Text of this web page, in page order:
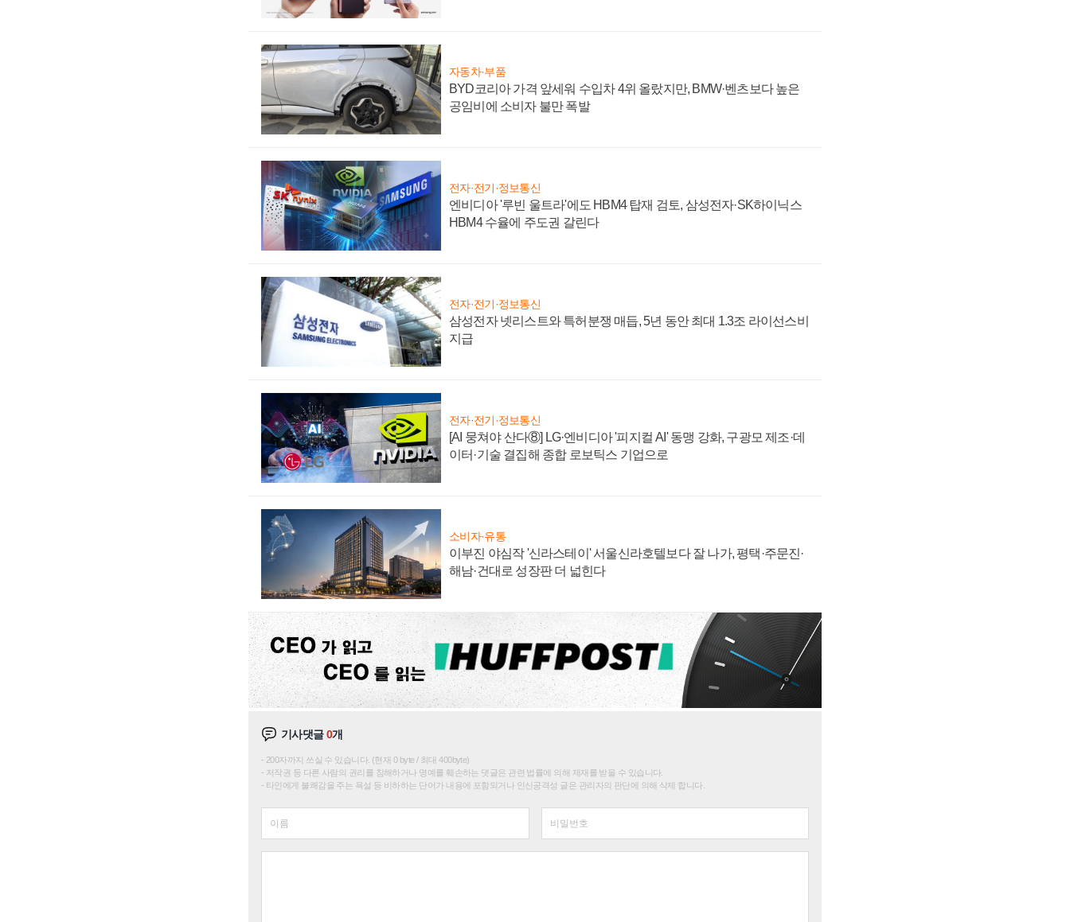
자동차·부품
BYD코리아 가격 앞세워 수입차 4위 올랐지만, BMW·벤츠보다 높은
공임비에 소비자 불만 폭발
전자·전기·정보통신
엔비디아 '루빈 울트라'에도 HBM4 탑재 검토, 삼성전자·SK하이닉스
HBM4 수율에 주도권 갈린다
전자·전기·정보통신
삼성전자 넷리스트와 특허분쟁 매듭, 5년 동안 최대 1.3조 라이선스비
지급
전자·전기·정보통신
[AI 뭉쳐야 산다⑧] LG·엔비디아 '피지컬 AI' 동맹 강화, 구광모 제조·데
이터·기술 결집해 종합 로보틱스 기업으로
소비자·유통
이부진 야심작 '신라스테이' 서울신라호텔보다 잘 나가, 평택·주문진·
해남·건대로 성장판 더 넓힌다
기사댓글0개
200자까지 쓰실 수 있습니다. (현재 0 byte / 최대 400byte)
저작권 등 다른 사람의 권리를 침해하거나 명예를 훼손하는 댓글은 관련 법률에 의해 제재를 받을 수 있습니다.
타인에게 불쾌감을 주는 욕설 등 비하하는 단어가 내용에 포함되거나 인신공격성 글은 관리자의 판단에 의해 삭제 합니다.